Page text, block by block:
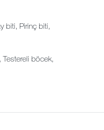
biti, Pirinç biti,
Testereli böcek,